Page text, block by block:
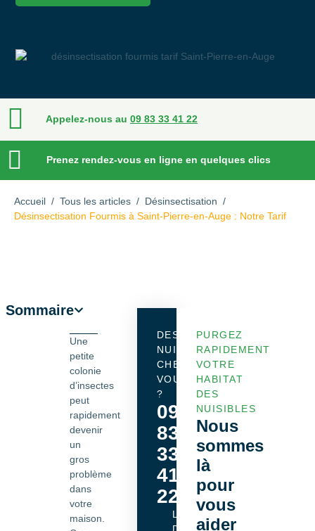
Appelez-nous au 09 83 33 41 22
Prenez rendez-vous en ligne en quelques clics
Accueil / Tous les articles / Désinsectisation /
Désinsectisation Fourmis à Saint-Pierre-en-Auge : Notre Tarif
Sommaire
Une
petite
colonie
d’insectes
peut
rapidement
devenir
un
gros
problème
dans
votre
maison.
DES
NUISIBLES
CHEZ
VOUS
?
09
83
33
41
22
Lundi -
Dimanche
PURGEZ
RAPIDEMENT
VOTRE
HABITAT
DES
NUISIBLES
Nous
sommes
là
pour
vous
aider